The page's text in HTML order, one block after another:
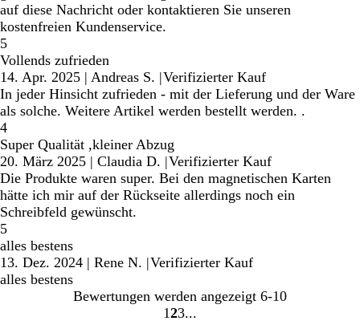
auf diese Nachricht oder kontaktieren Sie unseren
kostenfreien Kundenservice.
5
Vollends zufrieden
14. Apr. 2025 | Andreas S. |Verifizierter Kauf
In jeder Hinsicht zufrieden - mit der Lieferung und der Ware
als solche. Weitere Artikel werden bestellt werden. .
4
Super Qualität ,kleiner Abzug
20. März 2025 | Claudia D. |Verifizierter Kauf
Die Produkte waren super. Bei den magnetischen Karten
hätte ich mir auf der Rückseite allerdings noch ein
Schreibfeld gewünscht.
5
alles bestens
13. Dez. 2024 | Rene N. |Verifizierter Kauf
alles bestens
Bewertungen werden angezeigt 6-10
Gehe
1 Gehe
2Gehe
3